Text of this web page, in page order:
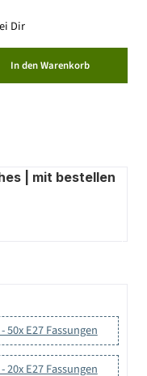
Dir
In den Warenkorb
| mit bestellen
50x E27 Fassungen
20x E27 Fassungen